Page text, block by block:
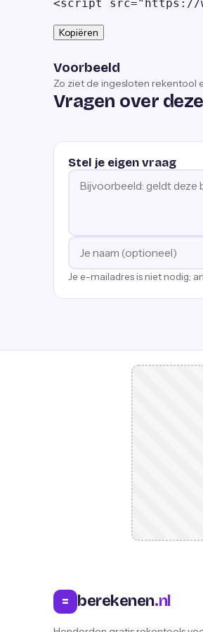
<script src="https://
Kopiëren
Voorbeeld
Zo ziet de ingesloten rekentool
Vragen over
Stel je eigen vraag
Je e-mailadres is niet nodig;
= berekenen.nl